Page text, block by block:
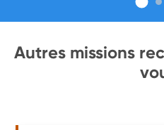
Autres missions